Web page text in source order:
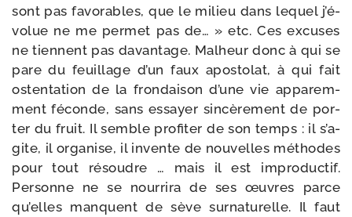
sont pas favo­rables, que le milieu dans lequel j’é­
vo­lue ne me per­met pas de… » etc. Ces excuses
ne tiennent pas davan­tage. Malheur donc à qui se
pare du feuillage d’un faux apos­to­lat, à qui fait
osten­ta­tion de la fron­dai­son d’une vie appa­rem­
ment féconde, sans essayer sin­cè­re­ment de por­
ter du fruit. Il semble pro­fi­ter de son temps : il s’a­
gite, il orga­nise, il invente de nou­velles méthodes
pour tout résoudre … mais il est impro­duc­tif.
Personne ne se nour­ri­ra de ses œuvres parce
qu’elles manquent de sève sur­na­tu­relle. Il faut